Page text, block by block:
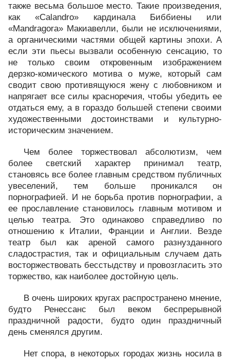
также весьма большое место. Такие произведения,
как «Calandro» кардинала Биббиены или
«Mandragora» Макиавелли, были не исключениями,
а органическими частями общей картины эпохи. А
если эти пьесы вызвали особенную сенсацию, то
не только своим откровенным изображением
дерзко-комического мотива о муже, который сам
сводит свою противящуюся жену с любовником и
напрягает все силы красноречия, чтобы убедить ее
отдаться ему, а в гораздо большей степени своими
художественными достоинствами и культурно-
историческим значением.
Чем более торжествовал абсолютизм, чем
более светский характер принимал театр,
становясь все более главным средством публичных
увеселений, тем больше проникался он
порнографией. И не борьба против порнографии, а
ее прославление становилось главным мотивом и
целью театра. Это одинаково справедливо по
отношению к Италии, Франции и Англии. Везде
театр был как ареной самого разнузданного
сладострастия, так и официальным случаем дать
восторжествовать бесстыдству и провозгласить это
торжество, как наиболее достойную цель.
В очень широких кругах распространено мнение,
будто Ренессанс был веком беспрерывной
праздничной радости, будто один праздничный
день сменялся другим.
Нет спора, в некоторых городах жизнь носила в